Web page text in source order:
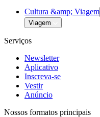
Cultura &amp; Viagem
Viagem
Serviços
Newsletter
Aplicativo
Inscreva-se
Vestir
Anúncio
Nossos formatos principais